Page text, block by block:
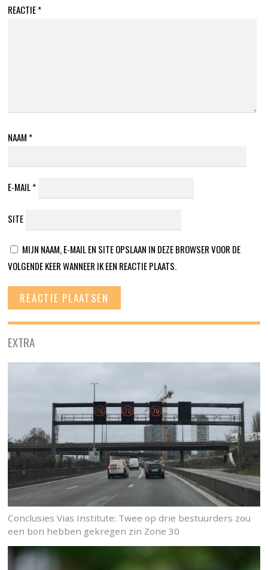
REACTIE*
NAAM *
E-MAIL*
SITE
MIJN NAAM, E-MAIL EN SITE OPSLAAN IN DEZE BROWSER VOOR DE
VOLGENDE KEER WANNEER IK EEN REACTIE PLAATS.
EXTRA
Conclusies Vias Institute: Twee op drie bestuurders zou
een bon hebben gekregen zin Zone 30